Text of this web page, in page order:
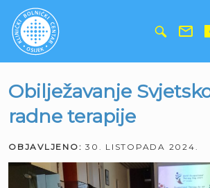
Obilježavanje
radne terapije
OBJAVLJENO: 30. LISTOPADA 2024.